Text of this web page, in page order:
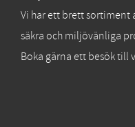
Vi har ett brett sortiment
säkra och miljövänliga
Boka gärna ett besök till